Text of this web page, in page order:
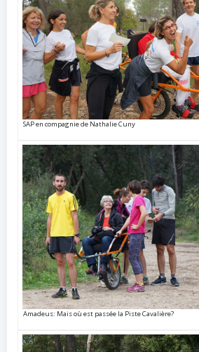
SAP en compagnie de Nathalie Cuny
Amadeus: Mais où est passée la Piste Cavalière?